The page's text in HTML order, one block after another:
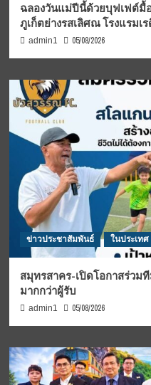
ฉลองวันแม่ปีนี้ด้วยบุฟเฟต์มื้
ภูเก็ตย่างรสเลิศณ โรงแรมเ
admin1 05/08/2026
ข่าวประชาสัมพันธ์ ในประเทศ
สมุทรสาคร-เปิดโอกาสร่วม
มากกว่าผู้รับ
admin1 05/08/2026